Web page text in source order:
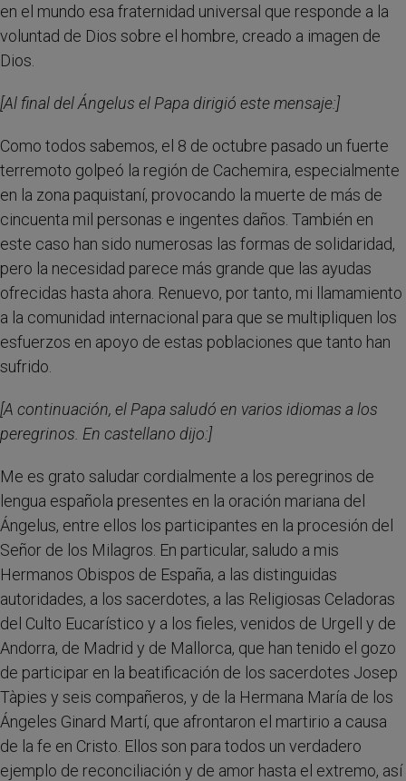
en el mundo esa fraternidad universal que responde a la
voluntad de Dios sobre el hombre, creado a imagen de
Dios.
[Al final del Ángelus el Papa dirigió este mensaje:]
Como todos sabemos, el 8 de octubre pasado un fuerte
terremoto golpeó la región de Cachemira, especialmente
en la zona paquistaní, provocando la muerte de más de
cincuenta mil personas e ingentes daños. También en
este caso han sido numerosas las formas de solidaridad,
pero la necesidad parece más grande que las ayudas
ofrecidas hasta ahora. Renuevo, por tanto, mi llamamiento
a la comunidad internacional para que se multipliquen los
esfuerzos en apoyo de estas poblaciones que tanto han
sufrido.
[A continuación, el Papa saludó en varios idiomas a los
peregrinos. En castellano dijo:]
Me es grato saludar cordialmente a los peregrinos de
lengua española presentes en la oración mariana del
Ángelus, entre ellos los participantes en la procesión del
Señor de los Milagros. En particular, saludo a mis
Hermanos Obispos de España, a las distinguidas
autoridades, a los sacerdotes, a las Religiosas Celadoras
del Culto Eucarístico y a los fieles, venidos de Urgell y de
Andorra, de Madrid y de Mallorca, que han tenido el gozo
de participar en la beatificación de los sacerdotes Josep
Tàpies y seis compañeros, y de la Hermana María de los
Ángeles Ginard Martí, que afrontaron el martirio a causa
de la fe en Cristo. Ellos son para todos un verdadero
ejemplo de reconciliación y de amor hasta el extremo, así